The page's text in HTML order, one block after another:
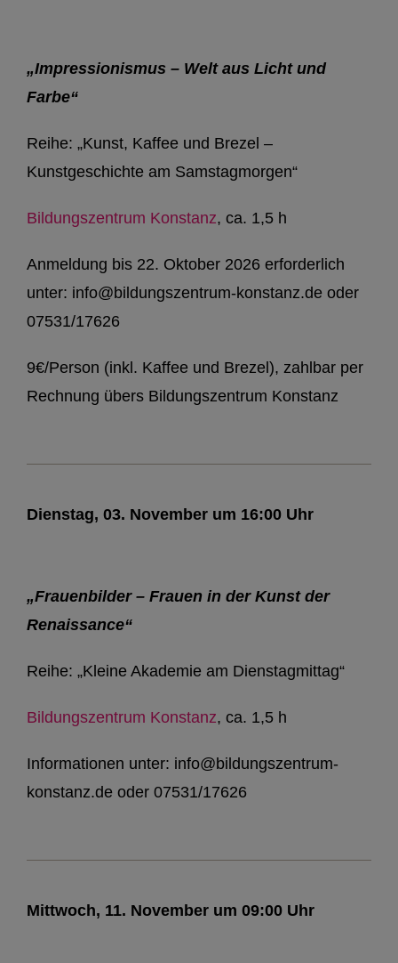
„Impressionismus – Welt aus Licht und
Farbe“
Reihe: „Kunst, Kaffee und Brezel –
Kunstgeschichte am Samstagmorgen“
Bildungszentrum Konstanz, ca. 1,5 h
Anmeldung bis 22. Oktober 2026 erforderlich
unter: info@bildungszentrum-konstanz.de oder
07531/17626
9€/Person (inkl. Kaffee und Brezel), zahlbar per
Rechnung übers Bildungszentrum Konstanz
Dienstag, 03. November um 16:00 Uhr
„Frauenbilder – Frauen in der Kunst der
Renaissance“
Reihe: „Kleine Akademie am Dienstagmittag“
Bildungszentrum Konstanz, ca. 1,5 h
Informationen unter: info@bildungszentrum-
konstanz.de oder 07531/17626
Mittwoch, 11. November um 09:00 Uhr